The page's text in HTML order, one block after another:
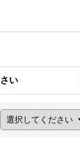
い